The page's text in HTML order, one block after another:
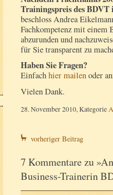
Trainingspreis des
beschloss Andrea
Fachkompetenz mit einem
abzurunden und
für Sie transparent zu
Haben Sie Fragen?
Einfachhier mailenoder
Vielen Dank.
28. November 2010, Kategorie
vorheriger Beitrag
7 Kommentare zu
Business-Trainerin